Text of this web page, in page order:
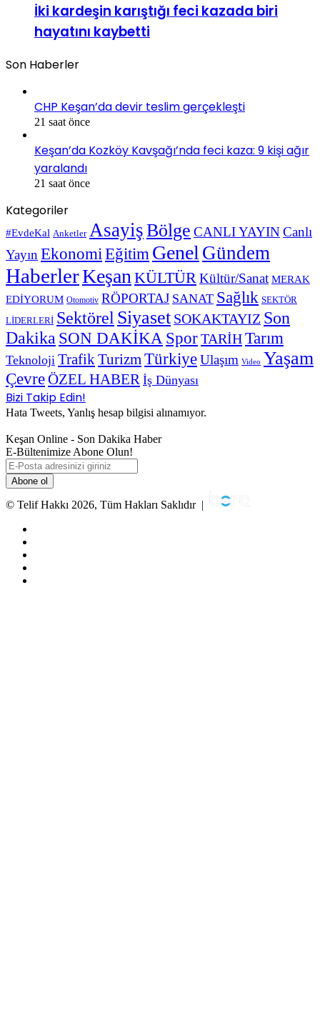
İki kardeşin karıştığı feci kazada biri
hayatını kaybetti
Son Haberler
CHP Keşan’da devir teslim gerçekleşti
21 saat önce
Keşan’da Kozköy Kavşağı’nda feci kaza: 9 kişi ağır
yaralandı
21 saat önce
Kategoriler
#EvdeKal Anketler AsayişBölge CANLI YAYINCanlı
Yayın Ekonomi Eğitim Genel Gündem
HaberlerKeşan KÜLTÜRKültür/Sanat MERAK
EDİYORUM Otomotiv RÖPORTAJ SANAT Sağlık SEKTÖR
LİDERLERİ Sektörel Siyaset SOKAKTAYIZ Son
Dakika SON DAKİKA SporTARİHTarım
Teknoloji TrafikTurizmTürkiyeUlaşım Video Yaşam
ÇevreÖZEL HABER İş Dünyası
Bizi Takip Edin!
Hata Tweets, Yanlış hesap bilgisi alınamıyor.
Keşan Online - Son Dakika Haber
E-Bültenimize Abone Olun!
E-
Posta
adresinizi
giriniz
© Telif Hakkı 2026, Tüm Hakları Saklıdır |